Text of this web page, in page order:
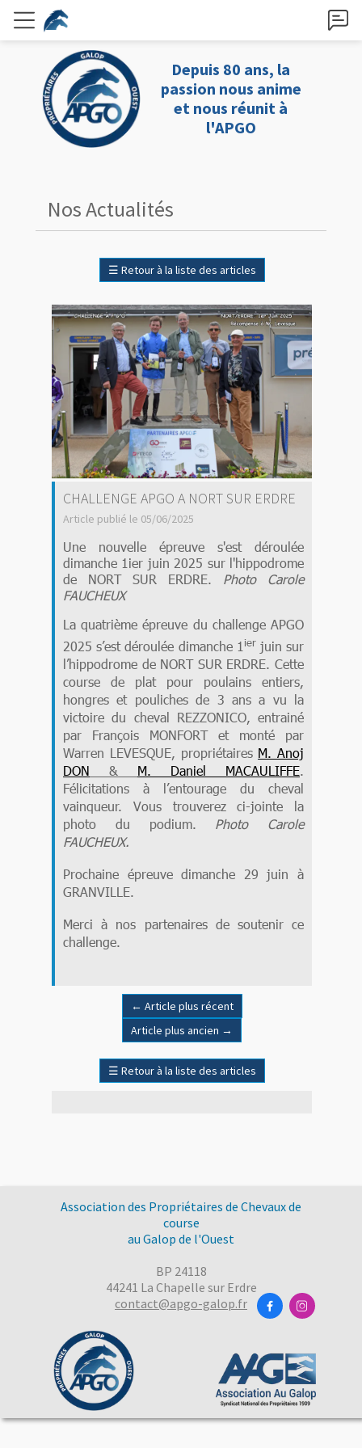
Depuis 80 ans, la
passion nous anime
et nous réunit à
l'APGO
 
Association des Propriétaires de Chevaux de
course
au Galop de l'Ouest
BP 24118
44241 La Chapelle sur Erdre
contact@apgo-galop.fr
Nos Actualités
☰ Retour à la liste des articles
CHALLENGE APGO A NORT SUR ERDRE
Article publié le 05/06/2025
Une nouvelle épreuve s'est déroulée
dimanche 1ier juin 2025 sur l'hippodrome
de NORT SUR ERDRE. Photo Carole
FAUCHEUX
La quatrième épreuve du challenge APGO
2025 s’est déroulée dimanche 1ierjuin sur
l’hippodrome de NORT SUR ERDRE. Cette
course de plat pour poulains entiers,
hongres et pouliches de 3 ansa vu la
victoire du cheval REZZONICO, entrainé
par François MONFORT et monté par
Warren LEVESQUE, propriétaires M. Anoj
DON & M. Daniel MACAULIFFE.
Félicitations à l’entourage du cheval
vainqueur. Vous trouverez ci-jointe la
photo du podium. Photo Carole
FAUCHEUX.
Prochaine épreuve dimanche 29 juin à
GRANVILLE.
Merci à nos partenaires de soutenir ce
challenge.
← Article plus récent
Article plus ancien →
☰ Retour à la liste des articles